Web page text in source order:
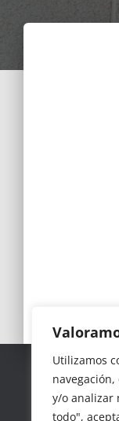
Utilizamos
y/o analizar
todo",